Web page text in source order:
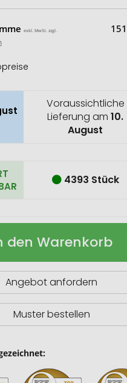
exkl. MwSt. zzgl.
Voraussichtliche
Lieferung am10.
August
4393 Stück
den Warenkorb
Angebot anfordern
Muster bestellen